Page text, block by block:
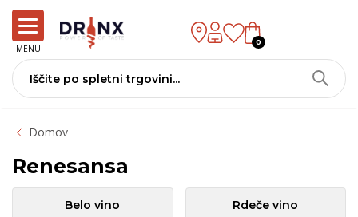
MENU
0
Domov
Renesansa
Belo vino Rdeče vino